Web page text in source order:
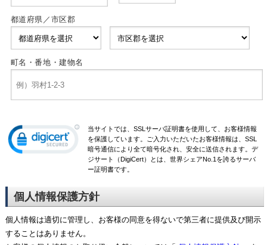
都道府県／市区郡
町名・番地・建物名
当サイトでは、SSLサーバ証明書を使用して、お客様情報
を保護しています。ご入力いただいたお客様情報は、SSL
暗号通信により全て暗号化され、安全に送信されます。デ
ジサート（DigiCert）とは、世界シェアNo.1を誇るサーバ
ー証明書です。
個人情報保護方針
個人情報は適切に管理し、お客様の同意を得ないで第三者に提供及び開示
することはありません。